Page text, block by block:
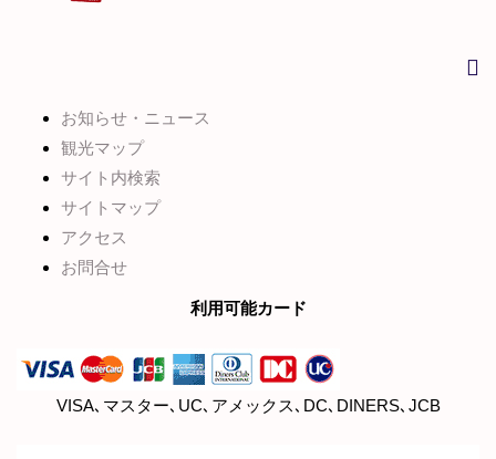
お知らせ・ニュース
観光マップ
サイト内検索
サイトマップ
アクセス
お問合せ
利用可能カード
VISA､マスター､UC､アメックス､DC､DINERS､JCB